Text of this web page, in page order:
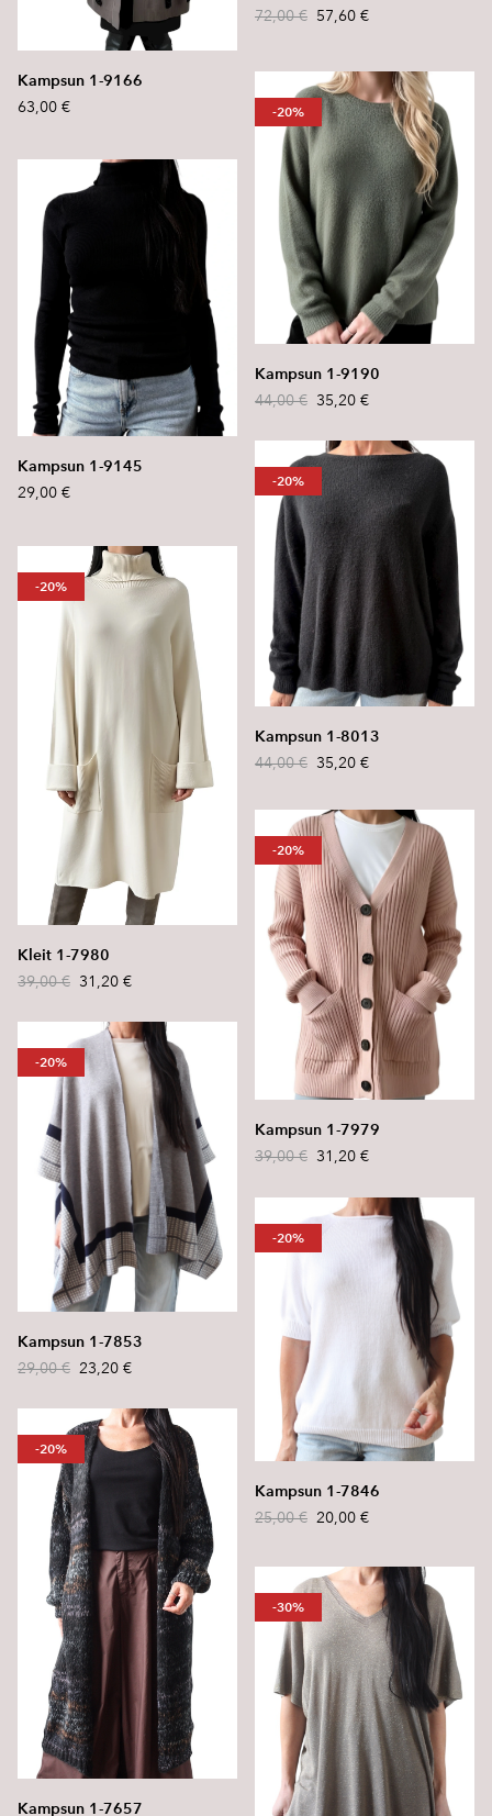
Kampsun 1-9166
63,00 €
72,00 € 57,60 €
-20%
Kampsun 1-9190
44,00 € 35,20 €
Kampsun 1-9145
29,00 €
-20%
Kampsun 1-8013
44,00 € 35,20 €
-20%
Kleit 1-7980
39,00 € 31,20 €
-20%
Kampsun 1-7979
39,00 € 31,20 €
-20%
Kampsun 1-7853
29,00 € 23,20 €
-20%
Kampsun 1-7846
25,00 € 20,00 €
-20%
Kampsun 1-7657
-30%